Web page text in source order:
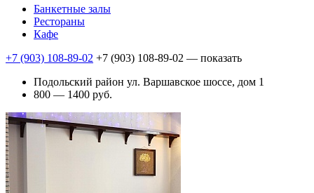
Банкетные залы
Рестораны
Кафе
+7 (903) 108-89-02 +7 (903) 108-89-02 — показать
Подольский район ул. Варшавское шоссе, дом 1
800 — 1400 руб.